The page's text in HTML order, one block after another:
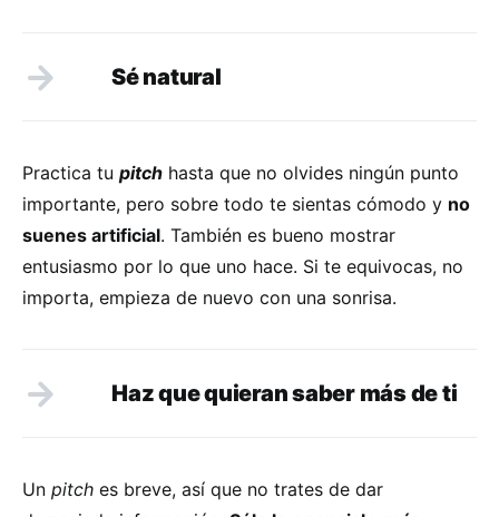
Sé natural
Practica tu pitch hasta que no olvides ningún punto
importante, pero sobre todo te sientas cómodo y no
suenes artificial. También es bueno mostrar
entusiasmo por lo que uno hace. Si te equivocas, no
importa, empieza de nuevo con una sonrisa.
Haz que quieran saber más de ti
Un pitch es breve, así que no trates de dar